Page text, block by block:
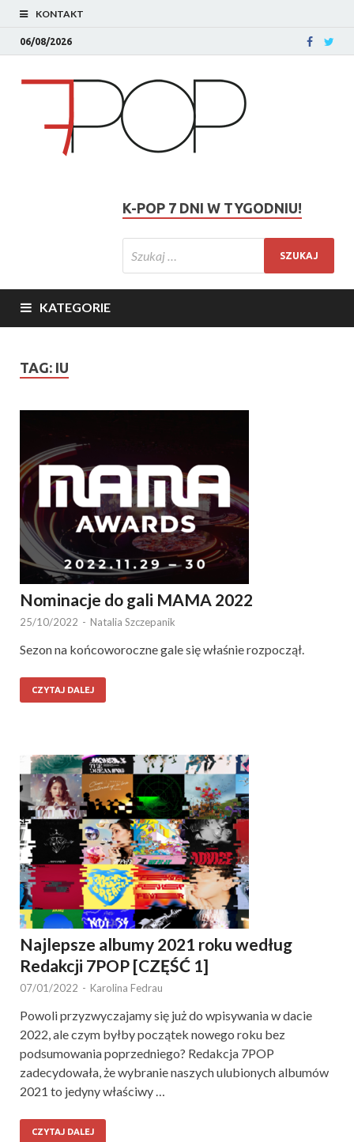
KONTAKT
06/08/2026
K-POP 7 DNI W TYGODNIU!
KATEGORIE
TAG: IU
Nominacje do gali MAMA 2022
25/10/2022 - Natalia Szczepanik
Sezon na końcoworoczne gale się właśnie rozpoczął.
CZYTAJ DALEJ
Najlepsze albumy 2021 roku według
Redakcji 7POP [CZĘŚĆ 1]
07/01/2022 - Karolina Fedrau
Powoli przyzwyczajamy się już do wpisywania w dacie
2022, ale czym byłby początek nowego roku bez
podsumowania poprzedniego? Redakcja 7POP
zadecydowała, że wybranie naszych ulubionych albumów
2021 to jedyny właściwy …
CZYTAJ DALEJ